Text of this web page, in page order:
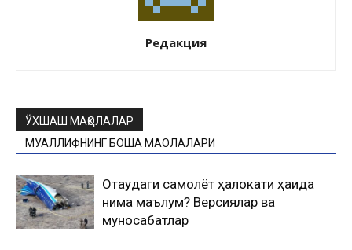
Редакция
ЎХШАШ МАҚОЛАЛАР
МУАЛЛИФНИНГ БОШҚА МАҚОЛАЛАРИ
Оқтаудаги самолёт ҳалокати ҳақида
нима маълум? Версиялар ва
муносабатлар